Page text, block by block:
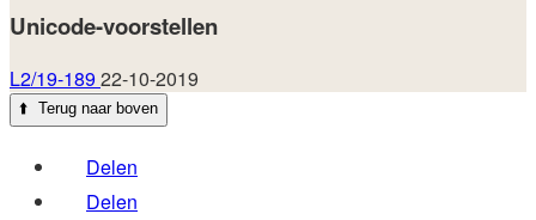
Unicode-voorstellen
L2/19-18922-10-2019
⬆️ Terug naar boven
Delen
Delen